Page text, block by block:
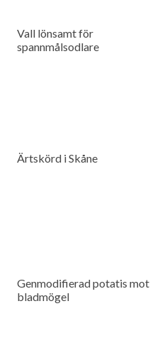
Vall lönsamt för
spannmålsodlare
Ärtskörd i Skåne
Genmodifierad potatis mot
bladmögel